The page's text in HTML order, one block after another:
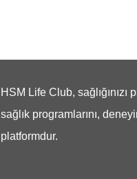
HSM Life Club,
sağlık programlarını,
platformdur.